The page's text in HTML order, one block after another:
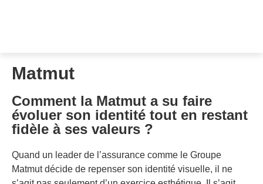
Matmut
Comment la Matmut a su faire
évoluer son identité tout en restant
fidèle à ses valeurs ?
Quand un leader de l’assurance comme le Groupe
Matmut décide de repenser son identité visuelle, il ne